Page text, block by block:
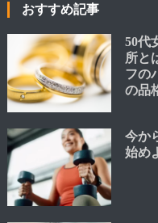
おすすめ記事
50代
所と
フの
の品
今か
始め